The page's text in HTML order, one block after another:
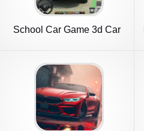
School Car Game 3d Car